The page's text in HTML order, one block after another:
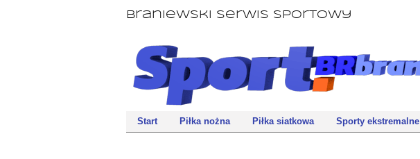
Braniewski Serwis Sportowy
Start Piłka nożna Piłka siatkowa Sporty ekstremalne